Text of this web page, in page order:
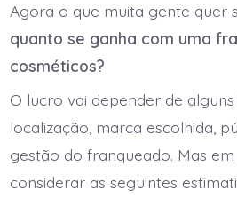
Agora o que muita gente quer
quanto se ganha com uma
cosméticos?
O lucro vai depender de
localização, marca escolhida,
gestão do franqueado. Mas
considerar as seguintes